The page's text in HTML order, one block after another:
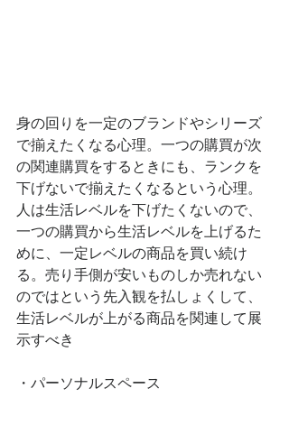
身の回りを一定のブランドやシリーズ
で揃えたくなる心理。一つの購買が次
の関連購買をするときにも、ランクを
下げないで揃えたくなるという心理。
人は生活レベルを下げたくないので、
一つの購買から生活レベルを上げるた
めに、一定レベルの商品を買い続け
る。売り手側が安いものしか売れない
のではという先入観を払しょくして、
生活レベルが上がる商品を関連して展
示すべき
・パーソナルスペース